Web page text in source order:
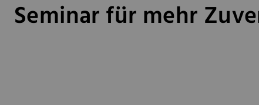
Seminar für mehr